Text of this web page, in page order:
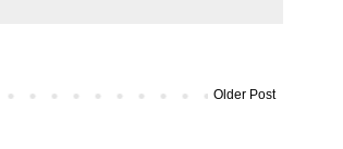
Older Post